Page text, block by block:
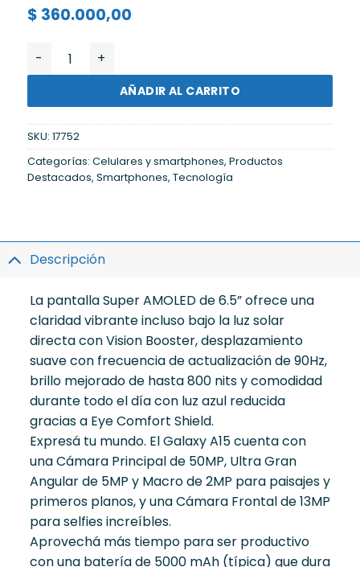
$ 360.000,00
Celular Samsung Galaxy A15 Black Blue 128gb/4
AÑADIR AL CARRITO
SKU: 17752
Categorías: Celulares y smartphones, Productos
Destacados, Smartphones, Tecnología
Descripción
La pantalla Super AMOLED de 6.5” ofrece una
claridad vibrante incluso bajo la luz solar
directa con Vision Booster, desplazamiento
suave con frecuencia de actualización de 90Hz,
brillo mejorado de hasta 800 nits y comodidad
durante todo el día con luz azul reducida
gracias a Eye Comfort Shield.
Expresá tu mundo. El Galaxy A15 cuenta con
una Cámara Principal de 50MP, Ultra Gran
Angular de 5MP y Macro de 2MP para paisajes y
primeros planos, y una Cámara Frontal de 13MP
para selfies increíbles.
Aprovechá más tiempo para ser productivo
con una batería de 5000 mAh (típica) que dura